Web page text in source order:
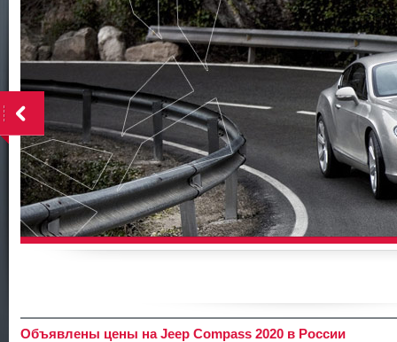
Объявлены цены на Jeep Compass 2020 в России